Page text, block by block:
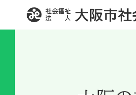
社会福祉
法 人
大阪市社